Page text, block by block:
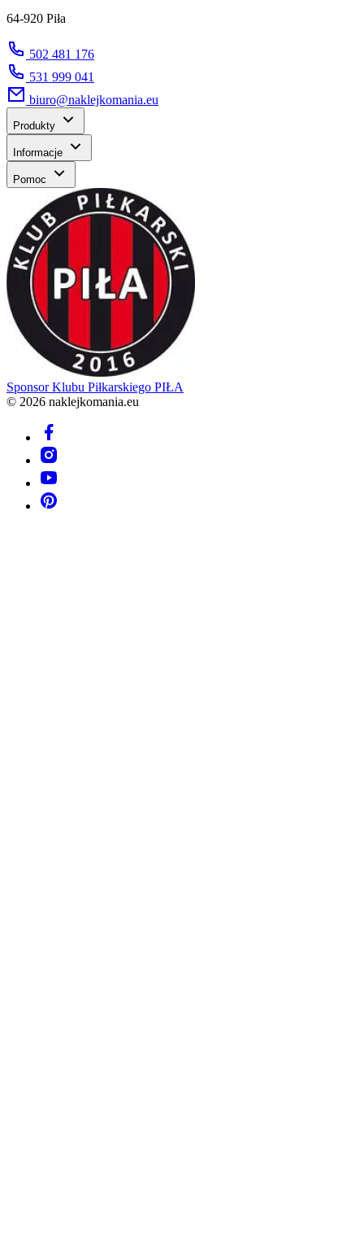
64-920 Piła
502 481 176
531 999 041
biuro@naklejkomania.eu
Produkty
Informacje
Pomoc
Sponsor Klubu Piłkarskiego PIŁA
© 2026 naklejkomania.eu